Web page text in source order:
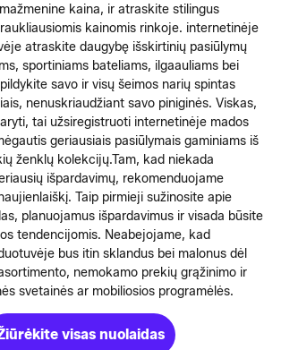
kaina, ir atraskite stilingus
kainomis rinkoje. internetinėje
atraskite daugybę išskirtinių pasiūlymų
sportiniams bateliams, ilgaauliams bei
savo ir visų šeimos narių spintas
nenuskriaudžiant savo piniginės. Viskas,
tai užsiregistruoti internetinėje mados
geriausiais pasiūlymais gaminiams iš
ženklų kolekcijų.Tam, kad niekada
išpardavimų, rekomenduojame
Taip pirmieji sužinosite apie
planuojamus išpardavimus ir visada būsite
tendencijomis. Neabejojame, kad
bus itin sklandus bei malonus dėl
nemokamo prekių grąžinimo ir
svetainės ar mobiliosios programėlės.
visas nuolaidas